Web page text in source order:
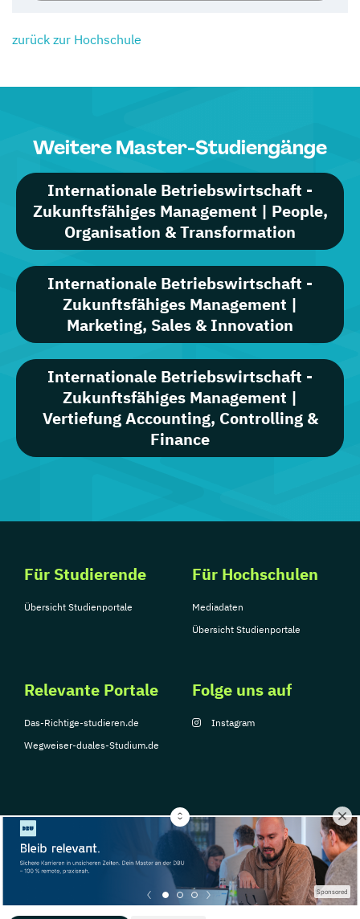
Sponsored
zurück zur Hochschule
Weitere Master-Studiengänge
Internationale Betriebswirtschaft -
Zukunftsfähiges Management | People,
Organisation & Transformation
Internationale Betriebswirtschaft -
Zukunftsfähiges Management |
Marketing, Sales & Innovation
Internationale Betriebswirtschaft -
Zukunftsfähiges Management |
Vertiefung Accounting, Controlling &
Finance
Für Studierende
Übersicht Studienportale
Für Hochschulen
Mediadaten
Übersicht Studienportale
Relevante Portale
Das-Richtige-studieren.de
Wegweiser-duales-Studium.de
Folge uns auf
Instagram
© Copyright 2026, TarGroup Media GmbH
Impressum
Über
Datenschutzerklärung Nutzungsbedingungen